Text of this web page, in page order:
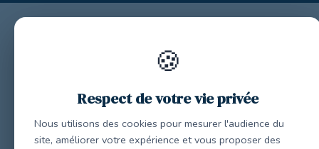
🍪
Respect de votre vie privée
Nous utilisons des cookies pour mesurer l'audience du
site, améliorer votre expérience et vous proposer des